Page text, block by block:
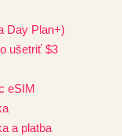
Day Plan+)
ušetriť $3
eSIM
a platba